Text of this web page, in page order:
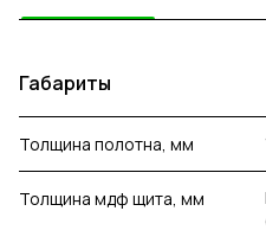
Габариты
Толщина полотна, мм
Толщина мдф щита, мм